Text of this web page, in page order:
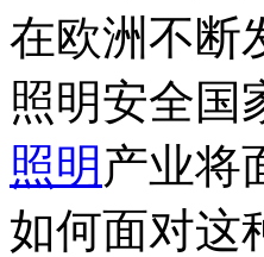
在欧洲不断
照明安全国
照明 产业将
如何面对这